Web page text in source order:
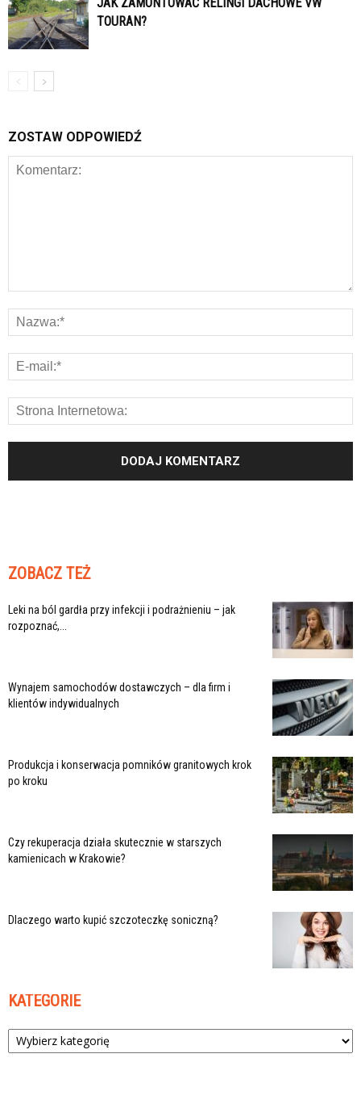
TOURAN?
ZOSTAW ODPOWIEDŹ
ZOBACZ TEŻ
Leki na ból gardła przy infekcji i podrażnieniu – jak
rozpoznać,...
Wynajem samochodów dostawczych – dla firm i
klientów indywidualnych
Produkcja i konserwacja pomników granitowych krok
po kroku
Czy rekuperacja działa skutecznie w starszych
kamienicach w Krakowie?
Dlaczego warto kupić szczoteczkę soniczną?
KATEGORIE
Kategorie